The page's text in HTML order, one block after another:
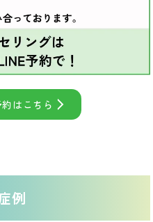
はこちら
例